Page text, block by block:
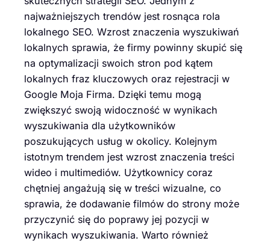
najważniejszych trendów jest rosnąca rola
lokalnego SEO. Wzrost znaczenia wyszukiwań
lokalnych sprawia, że firmy powinny skupić się
na optymalizacji swoich stron pod kątem
lokalnych fraz kluczowych oraz rejestracji w
Google Moja Firma. Dzięki temu mogą
zwiększyć swoją widoczność w wynikach
wyszukiwania dla użytkowników
poszukujących usług w okolicy. Kolejnym
istotnym trendem jest wzrost znaczenia treści
wideo i multimediów. Użytkownicy coraz
chętniej angażują się w treści wizualne, co
sprawia, że dodawanie filmów do strony może
przyczynić się do poprawy jej pozycji w
wynikach wyszukiwania. Warto również